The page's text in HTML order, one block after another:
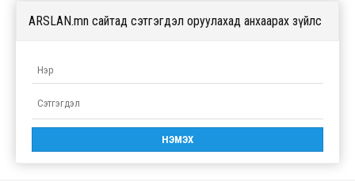
ARSLAN.mn сайтад сэтгэгдэл оруулахад анхаарах зүйлс